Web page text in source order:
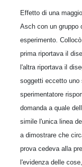
Effetto di una
Asch con un gruppo
esperimento.
prima riportava il
l'altra riportava il
soggetti eccetto uno
sperimentatore
domanda a quale
simile l'unica linea
a dimostrare che
prova cedeva alla
l'evidenza delle